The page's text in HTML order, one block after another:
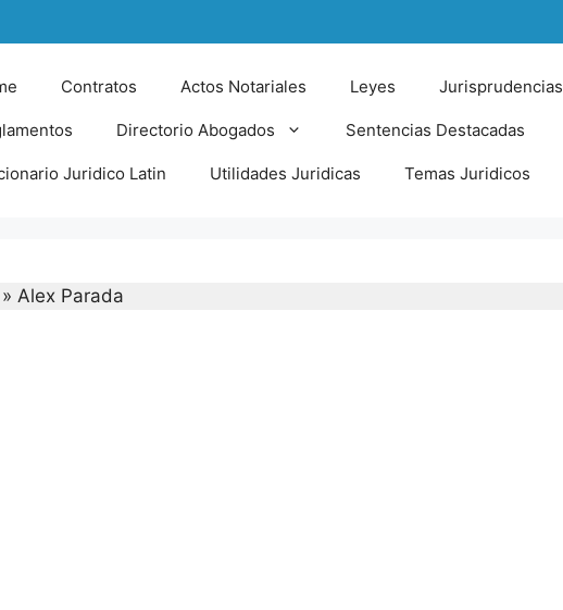
Contratos Actos Notariales Leyes Jurisprudencias
Directorio Abogados Sentencias Destacadas
Juridico Latin Utilidades Juridicas Temas Juridicos
» Alex Parada